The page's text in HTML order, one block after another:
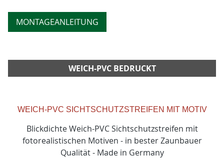
MONTAGEANLEITUNG
WEICH-PVC BEDRUCKT
WEICH-PVC SICHTSCHUTZSTREIFEN MIT MOTIV
Blickdichte Weich-PVC Sichtschutzstreifen mit
fotorealistischen Motiven - in bester Zaunbauer
Qualität - Made in Germany